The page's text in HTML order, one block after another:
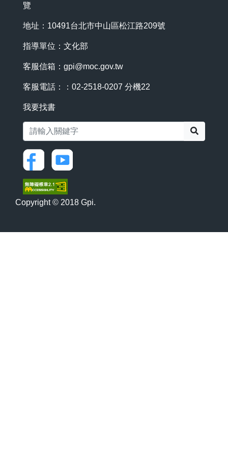
覽
地址：10491台北市中山區松江路209號
指導單位：文化部
客服信箱： gpi@moc.gov.tw
客服電話：：02-2518-0207 分機22
我要找書
Copyright © 2018 Gpi.